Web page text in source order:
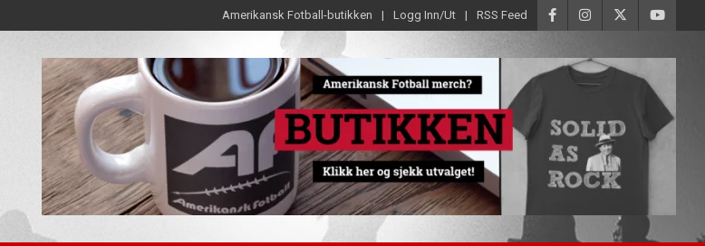
Amerikansk Fotball-butikken Logg Inn/Ut RSS Feed